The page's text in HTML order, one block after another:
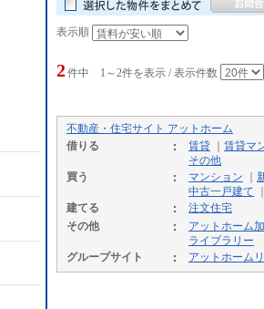
表示順
2件中 1～2件を表示 / 表示件数
不動産・住宅サイト アットホーム
借りる
賃貸
賃貸マ
その他
買う
マンション
中古一戸建て
建てる
注文住宅
その他
アットホーム
ライブラリー
グループサイト
アットホーム